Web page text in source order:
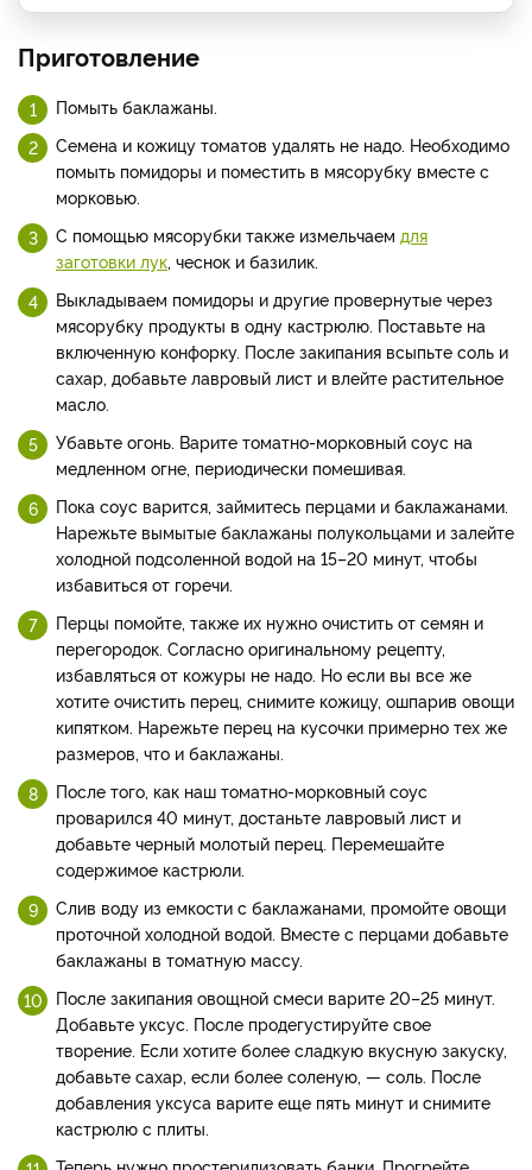
Приготовление
Помыть баклажаны.
Семена и кожицу томатов удалять не надо. Необходимо
помыть помидоры и поместить в мясорубку вместе с
морковью.
С помощью мясорубки также измельчаем для
заготовки лук , чеснок и базилик.
Выкладываем помидоры и другие провернутые через
мясорубку продукты в одну кастрюлю. Поставьте на
включенную конфорку. После закипания всыпьте соль и
сахар, добавьте лавровый лист и влейте растительное
масло.
Убавьте огонь. Варите томатно-морковный соус на
медленном огне, периодически помешивая.
Пока соус варится, займитесь перцами и баклажанами.
Нарежьте вымытые баклажаны полукольцами и залейте
холодной подсоленной водой на 15–20 минут, чтобы
избавиться от горечи.
Перцы помойте, также их нужно очистить от семян и
перегородок. Согласно оригинальному рецепту,
избавляться от кожуры не надо. Но если вы все же
хотите очистить перец, снимите кожицу, ошпарив овощи
кипятком. Нарежьте перец на кусочки примерно тех же
размеров, что и баклажаны.
После того, как наш томатно-морковный соус
проварился 40 минут, достаньте лавровый лист и
добавьте черный молотый перец. Перемешайте
содержимое кастрюли.
Слив воду из емкости с баклажанами, промойте овощи
проточной холодной водой. Вместе с перцами добавьте
баклажаны в томатную массу.
После закипания овощной смеси варите 20–25 минут.
Добавьте уксус. После продегустируйте свое
творение. Если хотите более сладкую вкусную закуску,
добавьте сахар, если более соленую, — соль. После
добавления уксуса варите еще пять минут и снимите
кастрюлю с плиты.
Теперь нужно простерилизовать банки. Прогрейте